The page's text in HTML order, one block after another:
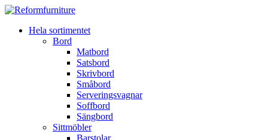
Hela sortimentet
Bord
Matbord
Satsbord
Skrivbord
Småbord
Serveringsvagnar
Soffbord
Sängbord
Sittmöbler
Barstolar